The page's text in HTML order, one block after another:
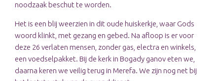
noodzaak beschut te worden.
Het is een blij weerzien in dit oude huiskerkje, waar Gods
woord klinkt, met gezang en gebed. Na afloop is er voor
deze 26 verlaten mensen, zonder gas, electra en winkels,
een voedselpakket. Bij de kerk in Bogady ganov eten we,
daarna keren we veilig terug in Merefa. We zijn nog net bij